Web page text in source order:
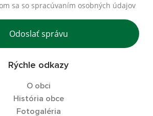
sa so spracúvaním osobných údajov
Odoslať správu
Rýchle odkazy
O obci
História obce
Fotogaléria